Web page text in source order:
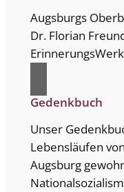
Augsburgs
Dr. Florian
Gedenkbuch
Unser
Lebensläufen
Augsburg